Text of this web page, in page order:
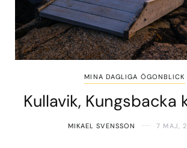
MINA DAGLIGA ÖGONBLICK
Kullavik, Kungsbacka
MIKAEL SVENSSON 7 MAJ,